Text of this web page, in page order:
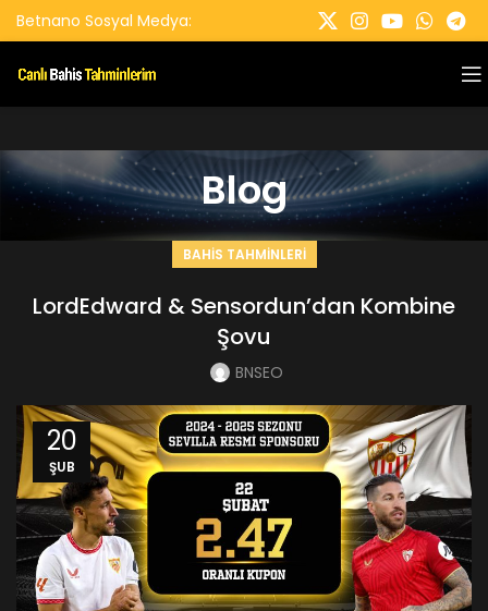
Betnano Sosyal Medya:
Blog
BAHIS TAHMINLERI
LordEdward & Sensordun’dan Kombine
Şovu
BNSEO
20
ŞUB